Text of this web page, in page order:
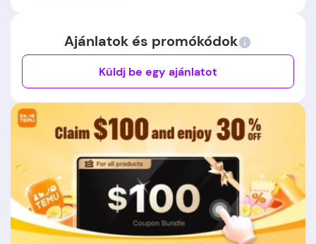
Ajánlatok és promókódok
Küldj be egy ajánlatot